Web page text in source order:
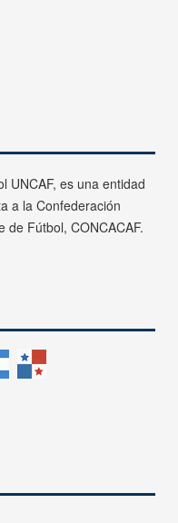
UNCAF, es una entidad
a la Confederación
de Fútbol, CONCACAF.